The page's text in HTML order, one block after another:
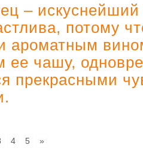
–
потому
ароматным
ее чашу,
прекрасными
4 5 »